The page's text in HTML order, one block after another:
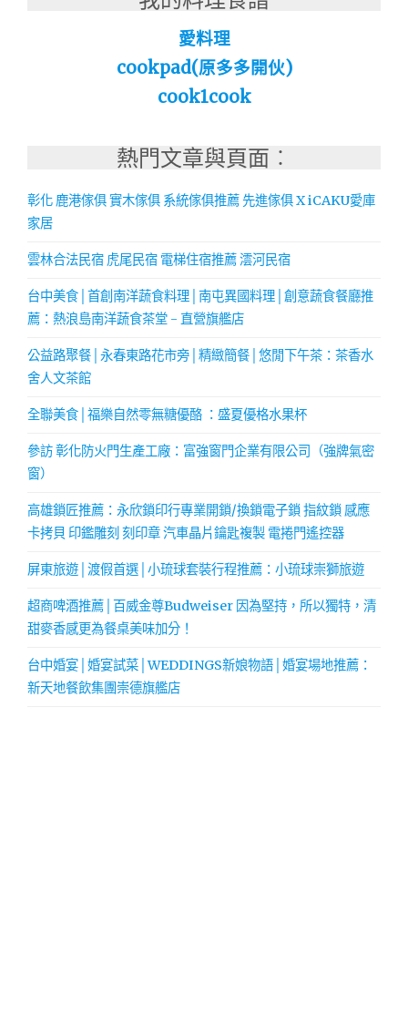
愛料理
cookpad(原多多開伙)
cook1cook
熱門文章與頁面︰
彰化 鹿港傢俱 實木傢俱 系統傢俱推薦 先進傢俱 X iCAKU愛庫
家居
雲林合法民宿 虎尾民宿 電梯住宿推薦 澐河民宿
台中美食│首創南洋蔬食料理│南屯異國料理│創意蔬食餐廳推
薦：熱浪島南洋蔬食茶堂 - 直營旗艦店
公益路聚餐│永春東路花市旁│精緻簡餐│悠閒下午茶：茶香水
舍人文茶館
全聯美食│福樂自然零無糖優酪 ：盛夏優格水果杯
參訪 彰化防火門生產工廠：富強窗門企業有限公司（強牌氣密
窗）
高雄鎖匠推薦：永欣鎖印行專業開鎖/換鎖電子鎖 指紋鎖 感應
卡拷貝 印鑑雕刻 刻印章 汽車晶片鑰匙複製 電捲門遙控器
屏東旅遊│渡假首選│小琉球套裝行程推薦：小琉球崇獅旅遊
超商啤酒推薦│百威金尊Budweiser 因為堅持，所以獨特，清
甜麥香感更為餐桌美味加分！
台中婚宴│婚宴試菜│WEDDINGS新娘物語│婚宴場地推薦：
新天地餐飲集團崇德旗艦店